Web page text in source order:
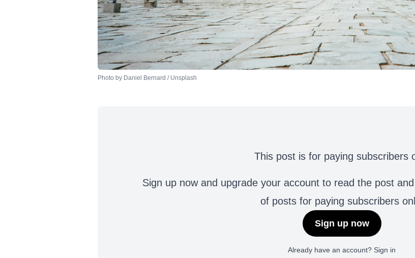
Photo by Daniel Bernard / Unsplash
This post is for paying subscribers
Sign up now and upgrade your account to read the post
of posts for paying subscribers
Sign up now
Already have an account? Sign in